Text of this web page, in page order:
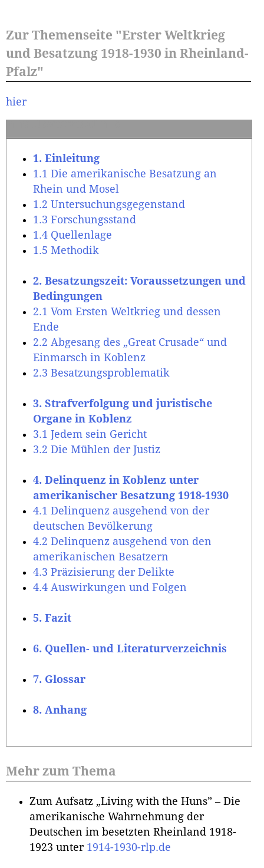
Zur Themenseite "Erster Weltkrieg
und Besatzung 1918-1930 in Rheinland-
Pfalz"
hier
Inhaltsverzeichnis
1. Einleitung
1.1 Die amerikanische Besatzung an
Rhein und Mosel
1.2 Untersuchungsgegenstand
1.3 Forschungsstand
1.4 Quellenlage
1.5 Methodik
2. Besatzungszeit: Voraussetzungen und
Bedingungen
2.1 Vom Ersten Weltkrieg und dessen
Ende
2.2 Abgesang des „Great Crusade“ und
Einmarsch in Koblenz
2.3 Besatzungsproblematik
3. Strafverfolgung und juristische
Organe in Koblenz
3.1 Jedem sein Gericht
3.2 Die Mühlen der Justiz
4. Delinquenz in Koblenz unter
amerikanischer Besatzung 1918-1930
4.1 Delinquenz ausgehend von der
deutschen Bevölkerung
4.2 Delinquenz ausgehend von den
amerikanischen Besatzern
4.3 Präzisierung der Delikte
4.4 Auswirkungen und Folgen
5. Fazit
6. Quellen- und Literaturverzeichnis
7. Glossar
8. Anhang
Mehr zum Thema
Zum Aufsatz „Living with the Huns” – Die
amerikanische Wahrnehmung der
Deutschen im besetzten Rheinland 1918-
1923 unter 1914-1930-rlp.de